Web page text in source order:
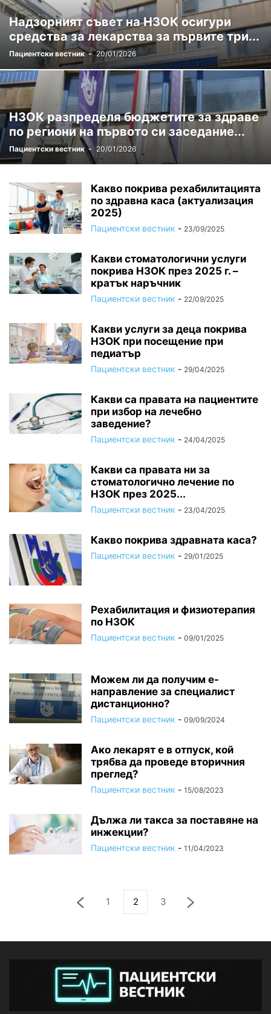
Надзорният съвет на НЗОК осигури
средства за лекарства за първите три...
Пациентски вестник - 20/01/2026
НЗОК разпределя бюджетите за здраве
по региони на първото си заседание...
Пациентски вестник - 20/01/2026
Какво покрива рехабилитацията
по здравна каса (актуализация
2025)
Пациентски вестник - 23/09/2025
Какви стоматологични услуги
покрива НЗОК през 2025 г. –
кратък наръчник
Пациентски вестник - 22/09/2025
Какви услуги за деца покрива
НЗОК при посещение при
педиатър
Пациентски вестник - 29/04/2025
Какви са правата на пациентите
при избор на лечебно
заведение?
Пациентски вестник - 24/04/2025
Какви са правата ни за
стоматологично лечение по
НЗОК през 2025...
Пациентски вестник - 23/04/2025
Какво покрива здравната каса?
Пациентски вестник - 29/01/2025
Рехабилитация и физиотерапия
по НЗОК
Пациентски вестник - 09/01/2025
Можем ли да получим е-
направление за специалист
дистанционно?
Пациентски вестник - 09/09/2024
Ако лекарят е в отпуск, кой
трябва да проведе вторичния
преглед?
Пациентски вестник - 15/08/2023
Дължа ли такса за поставяне на
инжекции?
Пациентски вестник - 11/04/2023
1 2 3